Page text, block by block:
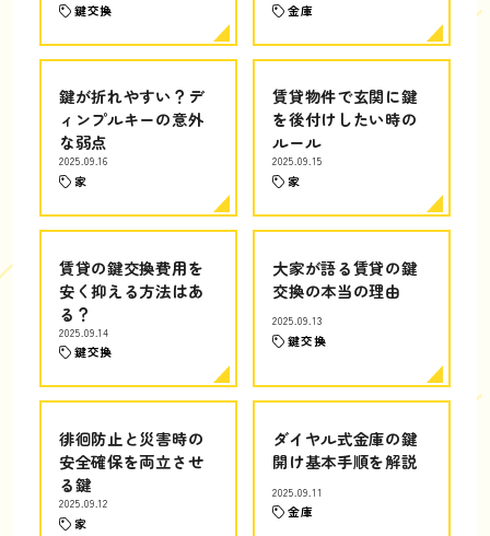
鍵交換 金庫
鍵が折れやすい？デ
ィンプルキーの意外
な弱点
2025.09.16
家
賃貸物件で玄関に鍵
を後付けしたい時の
ルール
2025.09.15
家
賃貸の鍵交換費用を
安く抑える方法はあ
る？
2025.09.14
鍵交換
大家が語る賃貸の鍵
交換の本当の理由
2025.09.13
鍵交換
徘徊防止と災害時の
安全確保を両立させ
る鍵
2025.09.12
家
ダイヤル式金庫の鍵
開け基本手順を解説
2025.09.11
金庫